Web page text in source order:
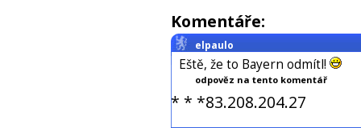
Komentáře:
elpaulo
Eště, že to Bayern odmítl!
odpověz na tento komentář
* * *83.208.204.27